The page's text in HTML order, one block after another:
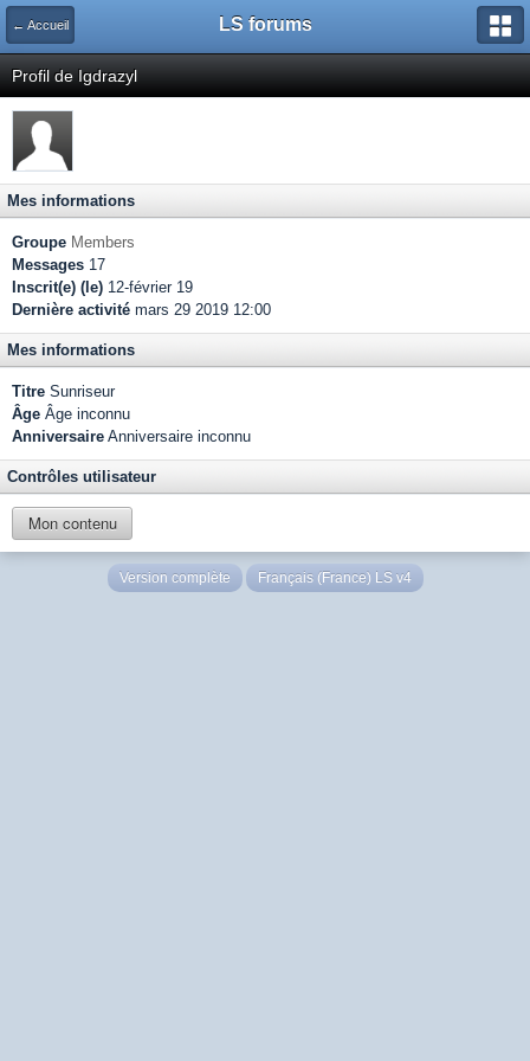
← Accueil LS forums
Profil de Igdrazyl
Mes informations
Groupe Members
Messages 17
Inscrit(e) (le) 12-février 19
Dernière activité mars 29 2019 12:00
Mes informations
Titre Sunriseur
Âge Âge inconnu
Anniversaire Anniversaire inconnu
Contrôles utilisateur
Mon contenu
Version complète Français (France) LS v4